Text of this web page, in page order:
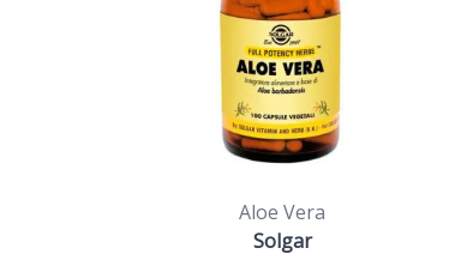
Aloe Vera
Solgar